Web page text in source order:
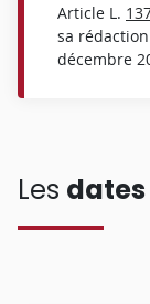
Article L.
sa
décembre
Les dates